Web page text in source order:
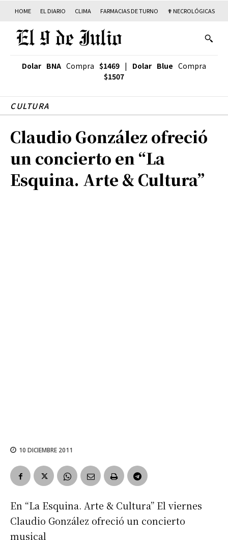
HOME EL DIARIO CLIMA FARMACIAS DE TURNO ✟ NECROLÓGICAS
Dolar BNA Compra $1469 | Dolar Blue Compra
$1507
CULTURA
Claudio González ofreció
un concierto en “La
Esquina. Arte & Cultura”
10 DICIEMBRE 2011
En “La Esquina. Arte & Cultura” El viernes
Claudio González ofreció un concierto
musical